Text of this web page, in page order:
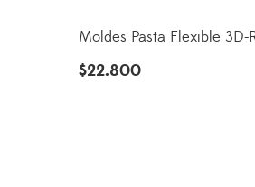
Moldes Pasta Flexible 3D-
$22.800